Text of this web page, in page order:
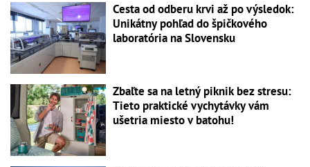
Cesta od odberu krvi až po výsledok:
Unikátny pohľad do špičkového
laboratória na Slovensku
Zbaľte sa na letný piknik bez stresu:
Tieto praktické vychytávky vám
ušetria miesto v batohu!